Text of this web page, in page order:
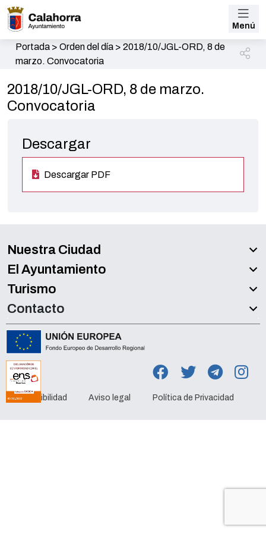
Menú
Portada> Orden del día> 2018/10/JGL-ORD, 8 de
marzo. Convocatoria
2018/10/JGL-ORD, 8 de marzo.
Convocatoria
Descargar
Descargar PDF
Nuestra Ciudad
El Ayuntamiento
Turismo
Contacto
Accesibilidad Aviso legal Política de Privacidad